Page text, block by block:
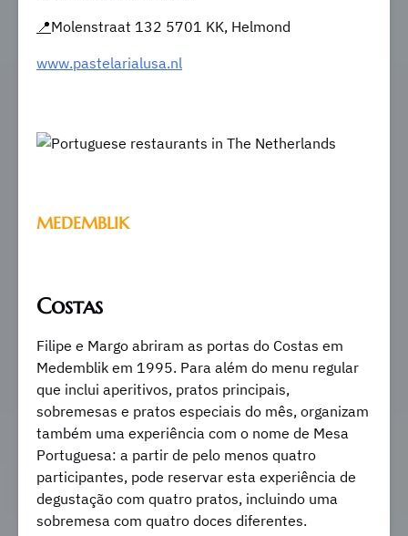
📍Molenstraat 132 5701 KK, Helmond
www.pastelarialusa.nl
MEDEMBLIK
Costas
Filipe e Margo abriram as portas do Costas em
Medemblik em 1995. Para além do menu regular
que inclui aperitivos, pratos principais,
sobremesas e pratos especiais do mês, organizam
também uma experiência com o nome de Mesa
Portuguesa: a partir de pelo menos quatro
participantes, pode reservar esta experiência de
degustação com quatro pratos, incluindo uma
sobremesa com quatro doces diferentes.